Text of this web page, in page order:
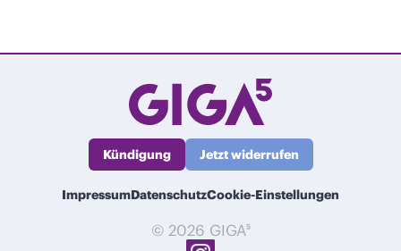
Kündigung Jetzt widerrufen
ImpressumDatenschutzCookie-Einstellungen
© 2026 GIGA⁵